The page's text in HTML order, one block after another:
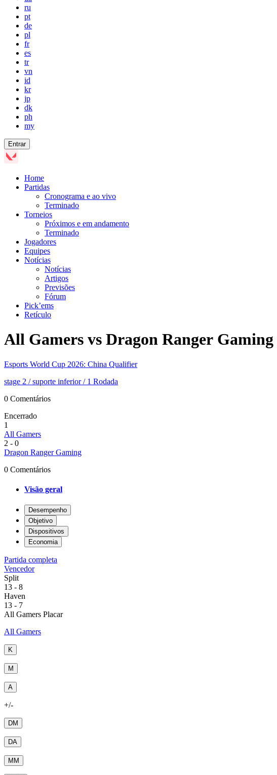
ru
pt
de
pl
fr
es
tr
vn
id
kr
jp
dk
ph
my
Entrar
Home
Partidas
Cronograma e ao vivo
Terminado
Torneios
Próximos e em andamento
Terminado
Jogadores
Equipes
Notícias
Notícias
Artigos
Previsões
Fórum
Pick’ems
Retículo
Esports World Cup 2026: China Qualifier
stage 2 / suporte inferior/ 1 Rodada
0 Comentários
Encerrado
1
All Gamers
2 - 0
Dragon Ranger Gaming
0 Comentários
Visão geral
Desempenho
Objetivo
Dispositivos
Economia
Partida completa
Vencedor
Split
13 - 8
Haven
13 - 7
All Gamers Placar
All Gamers
K
M
A
+/-
DM
DA
MM